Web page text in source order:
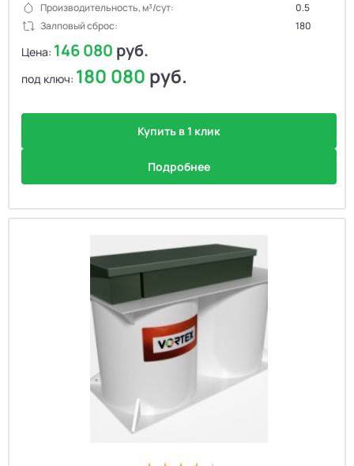
Производительность, м³/сут:
0.5
Залповый сброс:
180
Цена: 146 080 руб.
под ключ: 180 080 руб.
Купить в 1 клик
Подробнее